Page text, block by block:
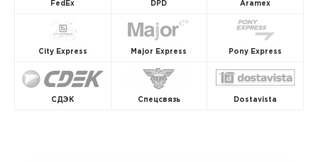
FedEx DPD Aramex
City Express Major Express Pony Express
СДЭК Спецсвязь Dostavista